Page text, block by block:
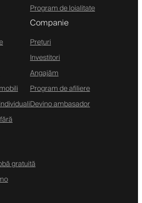
Program de loialitate
Companie
Prețuri
Investitori
Angajăm
Program de afiliere
Devino ambasador
gratuită